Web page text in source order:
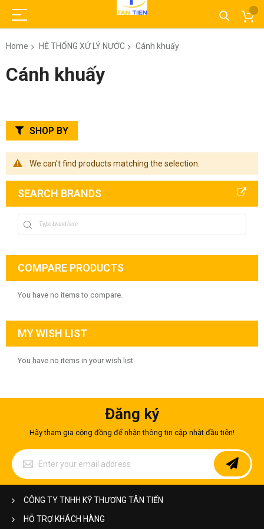
Home HỆ THỐNG XỬ LÝ NƯỚC Cánh khuấy
Cánh khuấy
We can't find products matching the selection.
SHOP BY
SEARCH BRANDS
COMPARE PRODUCTS
You have no items to compare.
MY WISH LIST
You have no items in your wish list.
Đăng ký
Hãy tham gia cộng đồng để nhận thông tin cập nhật đầu tiên!
Sign
Up
for
Our
Newsletter:
CÔNG TY TNHH KỸ THƯƠNG TÂN TIẾN
HỖ TRỢ KHÁCH HÀNG